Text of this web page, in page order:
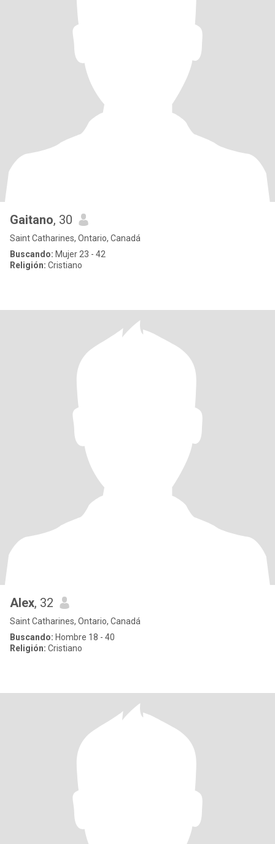
Gaitano, 30
Saint Catharines, Ontario, Canadá
Buscando: Mujer 23 - 42
Religión: Cristiano
Alex, 32
Saint Catharines, Ontario, Canadá
Buscando: Hombre 18 - 40
Religión: Cristiano